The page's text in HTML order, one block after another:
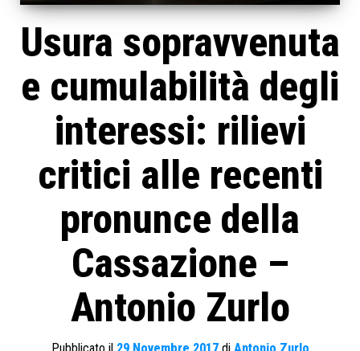
Usura sopravvenuta
e cumulabilità degli
interessi: rilievi
critici alle recenti
pronunce della
Cassazione –
Antonio Zurlo